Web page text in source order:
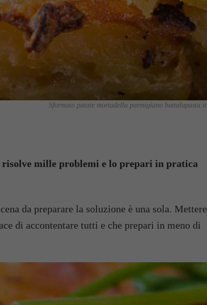
Sformato patate mortadella parmigiano buttalapasta.it
mille problemi e lo prepari in pratica
da preparare la soluzione è una sola. Mettere
di accontentare tutti e che prepari in meno di